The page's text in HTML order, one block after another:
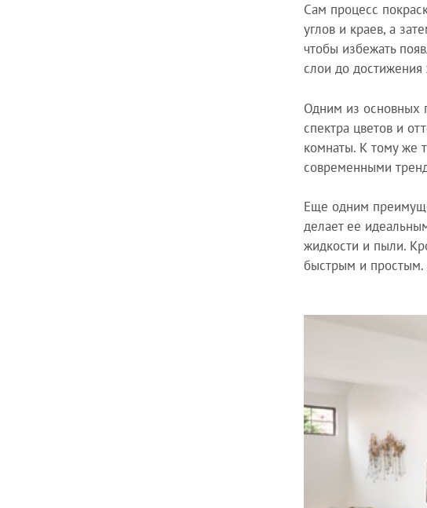
Сам процесс
углов и краев, а
чтобы избежать
слои до
Одним из основных
спектра цветов и
комнаты. К тому же
современными
Еще одним
делает ее
жидкости и пыли.
быстрым и простым.